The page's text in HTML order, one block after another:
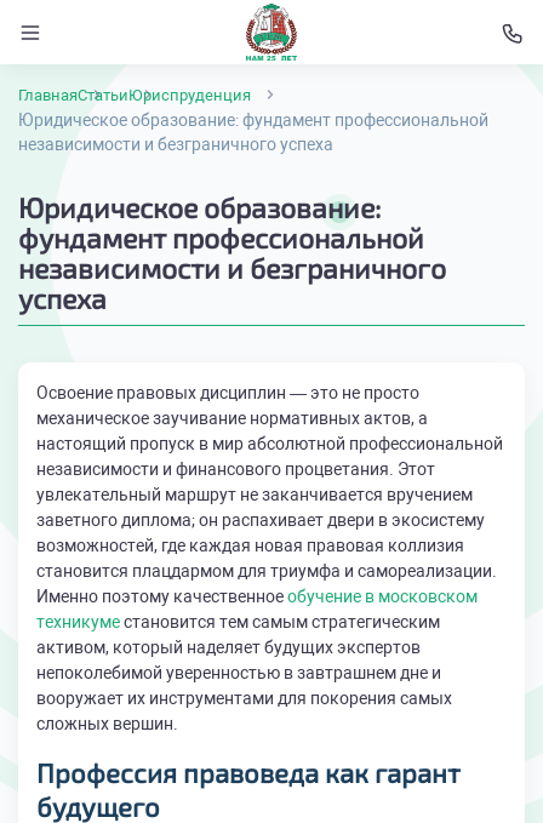
ГлавнаяСтатьиЮриспруденция
Юридическое образование: фундамент профессиональной
независимости и безграничного успеха
Юридическое образование:
фундамент профессиональной
независимости и безграничного
успеха
Освоение правовых дисциплин — это не просто
механическое заучивание нормативных актов, а
настоящий пропуск в мир абсолютной профессиональной
независимости и финансового процветания. Этот
увлекательный маршрут не заканчивается вручением
заветного диплома; он распахивает двери в экосистему
возможностей, где каждая новая правовая коллизия
становится плацдармом для триумфа и самореализации.
Именно поэтому качественноеобучение в московском
техникуместановится тем самым стратегическим
активом, который наделяет будущих экспертов
непоколебимой уверенностью в завтрашнем дне и
вооружает их инструментами для покорения самых
сложных вершин.
Профессия правоведа как гарант
будущего